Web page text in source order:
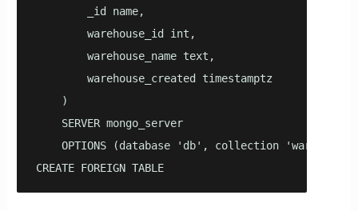
        _id name,
        warehouse_id int,
        warehouse_name text,
        warehouse_created timestamptz
    )
    SERVER mongo_server
OPTIONS (database 'db', collection
CREATE FOREIGN TABLE